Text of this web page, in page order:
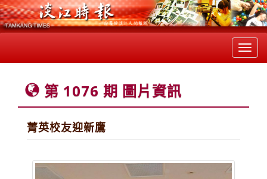
第 1076 期 圖片資訊
菁英校友迎新鷹